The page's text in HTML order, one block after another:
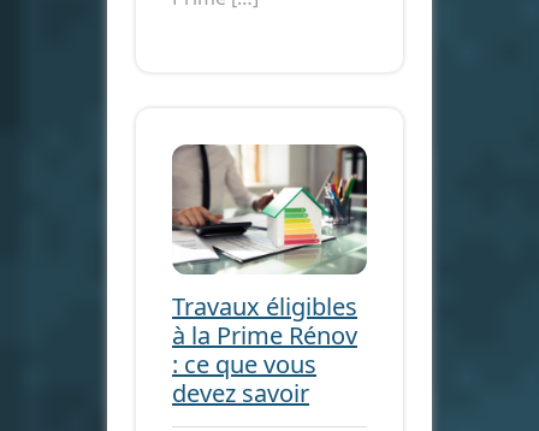
Travaux éligibles
à la Prime Rénov
: ce que vous
devez savoir